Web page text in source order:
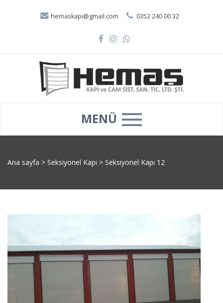
hemaskapi@gmail.com 0352 240 00 32
MENÜ
Ana sayfa > Seksiyonel Kapı > Seksiyonel Kapı 12